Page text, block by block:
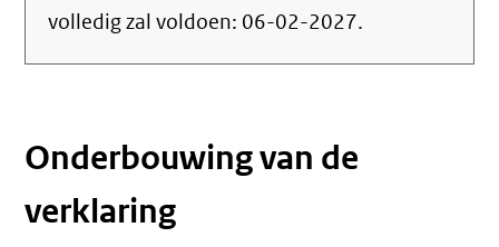
volledig zal voldoen: 06-02-2027.
Onderbouwing van de
verklaring